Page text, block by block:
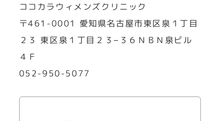
ココカラウィメンズクリニック
〒461-0001 愛知県名古屋市東区泉１丁目
２３ 東区泉１丁目２３−３６ＮＢＮ泉ビル
４Ｆ
052-950-5077